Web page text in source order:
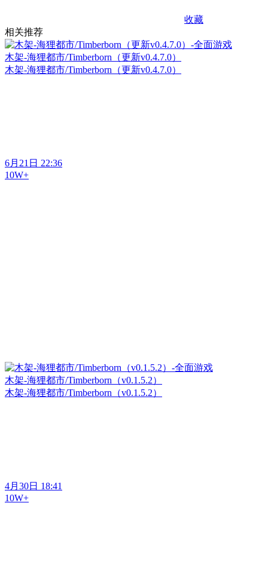
收藏
相关推荐
木架-海狸都市/Timberborn（更新v0.4.7.0）
木架-海狸都市/Timberborn（更新v0.4.7.0）
6月21日 22:36
10W+
木架-海狸都市/Timberborn（v0.1.5.2）
木架-海狸都市/Timberborn（v0.1.5.2）
4月30日 18:41
10W+